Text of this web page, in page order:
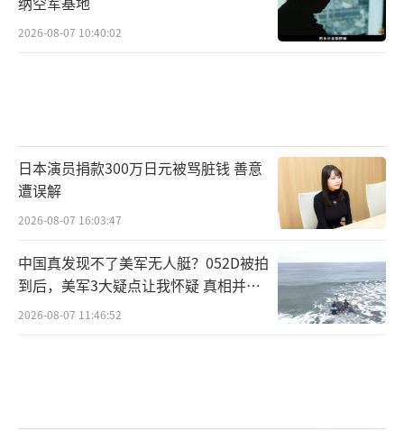
2026-08-07 10:40:02
日本演员捐款300万日元被骂脏钱 善意
遭误解
2026-08-07 16:03:47
中国真发现不了美军无人艇？052D被拍
到后，美军3大疑点让我怀疑 真相并非
如此
2026-08-07 11:46:52